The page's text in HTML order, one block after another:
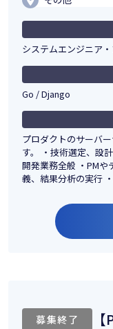
システムエンジニア
Go / Django
プロダクトのサーバ
す。 ・技術選定、設
開発業務全般 ・PM
義、結果分析の実行
募集終了